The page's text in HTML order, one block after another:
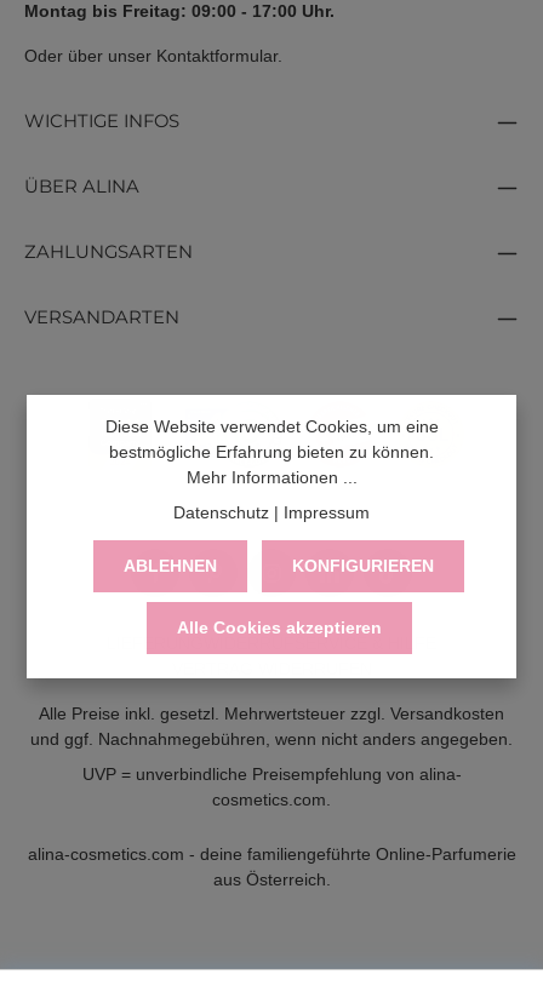
Montag bis Freitag: 09:00 - 17:00 Uhr.
Oder über unser Kontaktformular.
WICHTIGE INFOS
ÜBER ALINA
ZAHLUNGSARTEN
VERSANDARTEN
SERVICE & HILFE
Alle Preise inkl. gesetzl. Mehrwertsteuer zzgl. Versandkosten
und ggf. Nachnahmegebühren, wenn nicht anders angegeben.
UVP = unverbindliche Preisempfehlung von alina-
cosmetics.com.
alina-cosmetics.com - deine familiengeführte Online-Parfumerie
aus Österreich.
Diese Website verwendet Cookies, um eine
bestmögliche Erfahrung bieten zu können.
Mehr Informationen ...
Datenschutz | Impressum
ABLEHNEN KONFIGURIEREN
Alle Cookies akzeptieren